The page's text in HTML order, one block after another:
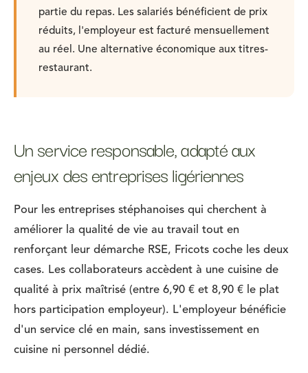
partie du repas. Les salariés bénéficient de prix
réduits, l'employeur est facturé mensuellement
au réel. Une alternative économique aux titres-
restaurant.
Un service responsable, adapté aux
enjeux des entreprises ligériennes
Pour les entreprises stéphanoises qui cherchent à
améliorer la qualité de vie au travail tout en
renforçant leur démarche RSE, Fricots coche les deux
cases. Les collaborateurs accèdent à une cuisine de
qualité à prix maîtrisé (entre 6,90 € et 8,90 € le plat
hors participation employeur). L'employeur bénéficie
d'un service clé en main, sans investissement en
cuisine ni personnel dédié.